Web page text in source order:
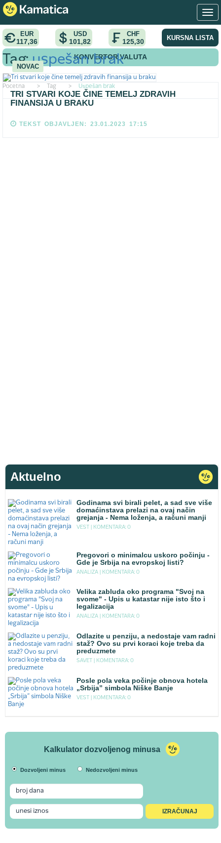
EUR
117,36
USD
101,82
CHF
125,30 KURSNA LISTA
KONVERTOR VALUTA
Pocetna > Tag > Uspešan brak
Tag:uspešan brak
NOVAC
TRI STVARI KOJE ČINE TEMELJ ZDRAVIH
FINANSIJA U BRAKU
TEKST OBJAVLJEN: 23.01.2023 17:15
Aktuelno
Godinama svi birali pelet, a sad sve više
domaćinstava prelazi na ovaj način
grejanja - Nema loženja, a računi manji
VEST | KOMENTARA: 0
Pregovori o minimalcu uskoro počinju -
Gde je Srbija na evropskoj listi?
ANALIZA | KOMENTARA: 0
Velika zabluda oko programa "Svoj na
svome" - Upis u katastar nije isto što i
legalizacija
ANALIZA | KOMENTARA: 0
Odlazite u penziju, a nedostaje vam radni
staž? Ovo su prvi koraci koje treba da
preduzmete
SAVET | KOMENTARA: 0
Posle pola veka počinje obnova hotela
„Srbija” simbola Niške Banje
VEST | KOMENTARA: 0
Kalkulator dozvoljenog minusa
Dozvoljeni minus Nedozvoljeni minus